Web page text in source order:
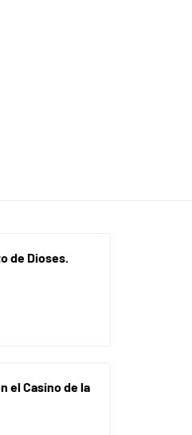
de Dioses.
el Casino de la